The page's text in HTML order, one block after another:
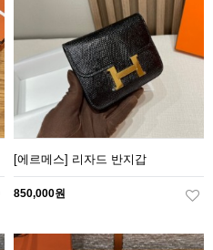
[에르메스] 리자드 반지갑
850,000원